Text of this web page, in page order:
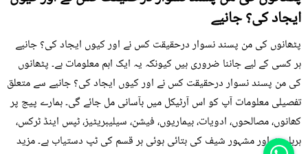
ایجاد کی؟ جانیے
پٹھانوں کی من پسند نسوار درحقیقت کس نے اور کیوں ایجاد کی؟ جانیے
ہر کسی کے لیے جاننا ضروری ہیں کیونکہ یہ ایک اہم معلومات ہے۔ پٹھانوں
کی من پسند نسوار درحقیقت کس نے اور کیوں ایجاد کی؟ جانیے سے متعلق
تفصیلی معلومات آپ کو اس آرٹیکل میں بآسانی مل جائے گی۔ ہمارے پیج پر
کھانوں، مصالحوں، ادویات، بیماریوں، فیشن، سیلیبریٹیز، ٹپس اینڈ ٹرکس،
ہربلسٹ اور مشہور شیف کی بتائی ہوئی ہر قسم کی ٹپ دستیاب ہے۔ مزید